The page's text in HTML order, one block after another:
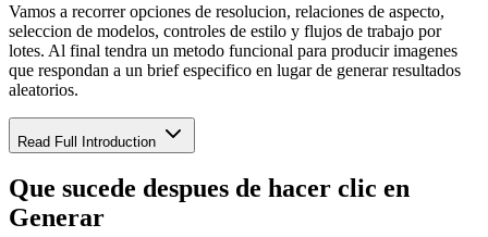
Vamos a recorrer opciones de resolucion, relaciones de aspecto,
seleccion de modelos, controles de estilo y flujos de trabajo por
lotes. Al final tendra un metodo funcional para producir imagenes
que respondan a un brief especifico en lugar de generar resultados
aleatorios.
Read Full Introduction
Que sucede despues de hacer clic en
Generar